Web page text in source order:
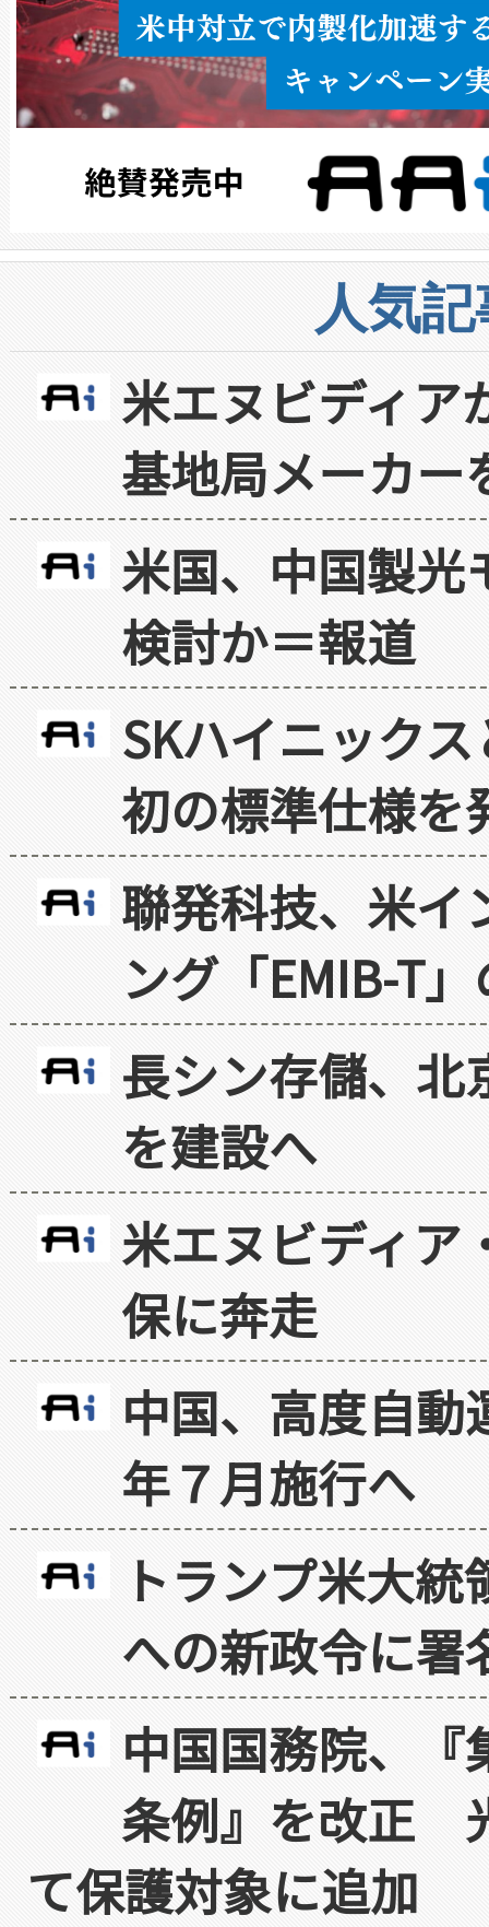
人気
米エヌビディア
基地局メーカー
米国、中国製光
検討か＝報道
SKハイニック
初の標準仕様を
聯発科技、米イ
ング「EMIB-T
長シン存儲、北
を建設へ
米エヌビディア
保に奔走
中国、高度自
年７月施行へ
トランプ米大
への新政令に署
中国国務院、
条例』を改正
て保護対象に追加